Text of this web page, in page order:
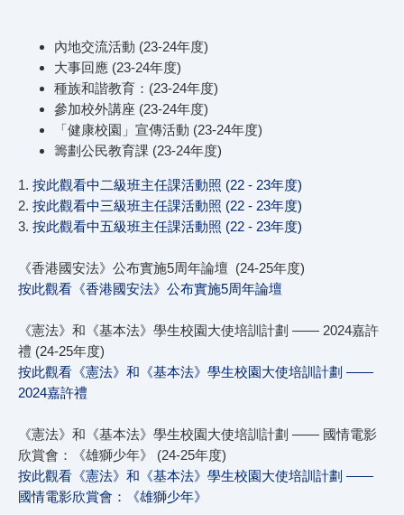
內地交流活動 (23-24年度)
大事回應 (23-24年度)
種族和諧教育：(23-24年度)
參加校外講座 (23-24年度)
「健康校園」宣傳活動 (23-24年度)
籌劃公民教育課 (23-24年度)
1. 按此觀看中二級班主任課活動照 (22 - 23年度)
2. 按此觀看中三級班主任課活動照 (22 - 23年度)
3. 按此觀看中五級班主任課活動照 (22 - 23年度)
《香港國安法》公布實施5周年論壇 (24-25年度)
按此觀看《香港國安法》公布實施5周年論壇
《憲法》和《基本法》學生校園大使培訓計劃 —— 2024嘉許
禮 (24-25年度)
按此觀看《憲法》和《基本法》學生校園大使培訓計劃 ——
2024嘉許禮
《憲法》和《基本法》學生校園大使培訓計劃 —— 國情電影
欣賞會：《雄獅少年》 (24-25年度)
按此觀看《憲法》和《基本法》學生校園大使培訓計劃 ——
國情電影欣賞會：《雄獅少年》